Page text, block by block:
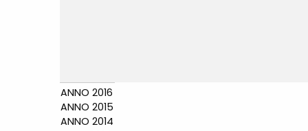
ANNO 2016
ANNO 2015
ANNO 2014